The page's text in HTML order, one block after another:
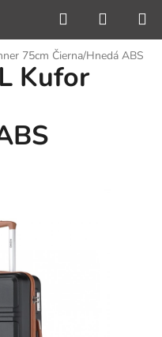
Hľadať
KOŠÍK
75cm Čierna/Hnedá ABS
Kufor